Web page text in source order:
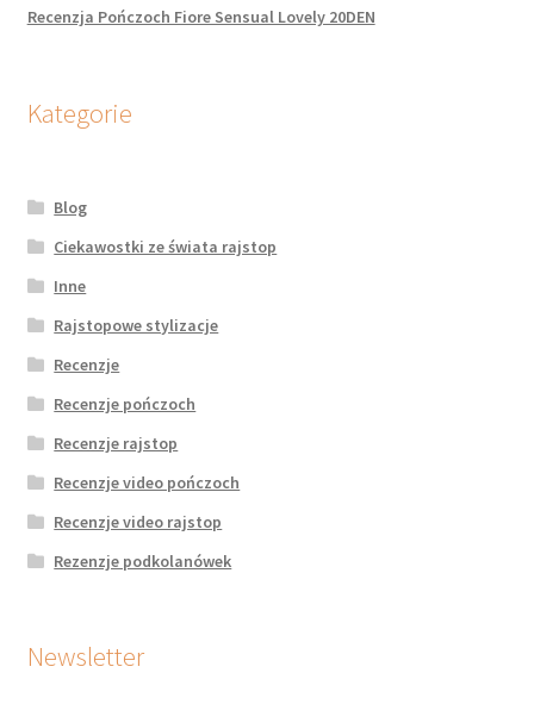
Recenzja Pończoch Fiore Sensual Lovely 20DEN
Kategorie
Blog
Ciekawostki ze świata rajstop
Inne
Rajstopowe stylizacje
Recenzje
Recenzje pończoch
Recenzje rajstop
Recenzje video pończoch
Recenzje video rajstop
Rezenzje podkolanówek
Newsletter